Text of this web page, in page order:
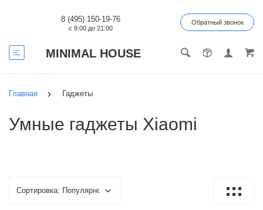
MINIMAL HOUSE
8 (495) 150-19-76
с 9:00 до 21:00
Обратный звонок
Главная Гаджеты
Умные гаджеты Xiaomi